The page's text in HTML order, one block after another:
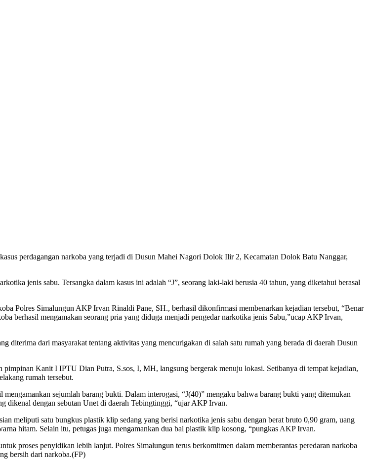
perdagangan narkoba yang terjadi di Dusun Mahei Nagori Dolok Ilir 2, Kecamatan Dolok Batu Nanggar,
jenis sabu. Tersangka dalam kasus ini adalah “J”, seorang laki-laki berusia 40 tahun, yang diketahui berasal
Polres Simalungun AKP Irvan Rinaldi Pane, SH., berhasil dikonfirmasi membenarkan kejadian tersebut, “Benar
berhasil mengamakan seorang pria yang diduga menjadi pengedar narkotika jenis Sabu,”ucap AKP Irvan,
dari masyarakat tentang aktivitas yang mencurigakan di salah satu rumah yang berada di daerah Dusun
Kanit I IPTU Dian Putra, S.sos, I, MH, langsung bergerak menuju lokasi. Setibanya di tempat kejadian,
rumah tersebut.
sejumlah barang bukti. Dalam interogasi, “J(40)” mengaku bahwa barang bukti yang ditemukan
dikenal dengan sebutan Unet di daerah Tebingtinggi, “ujar AKP Irvan.
meliputi satu bungkus plastik klip sedang yang berisi narkotika jenis sabu dengan berat bruto 0,90 gram, uang
hitam. Selain itu, petugas juga mengamankan dua bal plastik klip kosong, “pungkas AKP Irvan.
proses penyidikan lebih lanjut. Polres Simalungun terus berkomitmen dalam memberantas peredaran narkoba
bersih dari narkoba.(FP)